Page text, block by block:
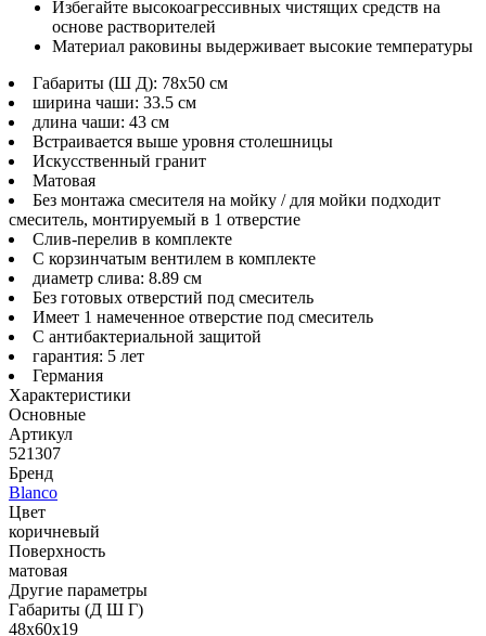
Избегайте высокоагрессивных чистящих средств на
основе растворителей
Материал раковины выдерживает высокие температуры
Габариты (Ш Д): 78x50 см
ширина чаши: 33.5 см
длина чаши: 43 см
Встраивается выше уровня столешницы
Искусственный гранит
Матовая
Без монтажа смесителя на мойку / для мойки подходит
смеситель, монтируемый в 1 отверстие
Слив-перелив в комплекте
С корзинчатым вентилем в комплекте
диаметр слива: 8.89 см
Без готовых отверстий под смеситель
Имеет 1 намеченное отверстие под смеситель
С антибактериальной защитой
гарантия: 5 лет
Германия
Характеристики
Основные
Артикул
521307
Бренд
Blanco
Цвет
коричневый
Поверхность
матовая
Другие параметры
Габариты (Д Ш Г)
48х60х19